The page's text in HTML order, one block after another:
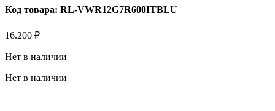
Код товара: RL-VWR12G7R600ITBLU
16.200 ₽
Нет в наличии
Нет в наличии